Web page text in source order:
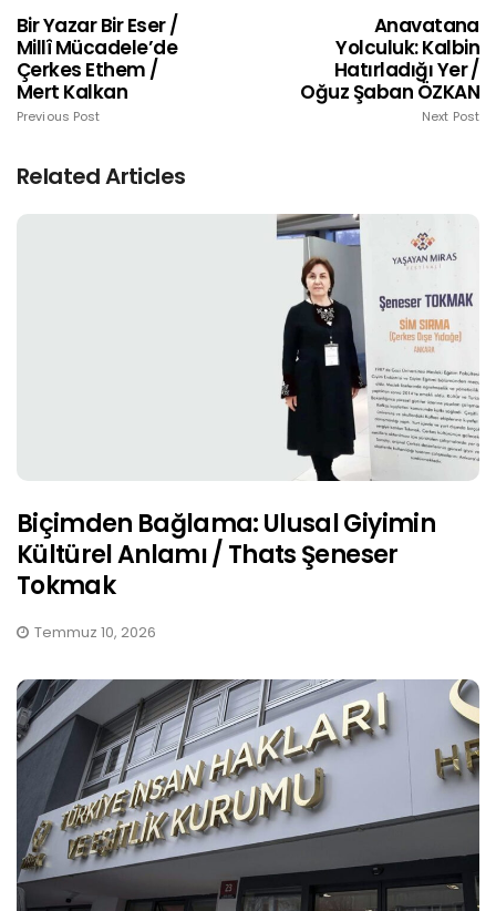
Bir Yazar Bir Eser /
Millî Mücadele’de
Çerkes Ethem /
Mert Kalkan
Previous Post
Anavatana
Yolculuk: Kalbin
Hatırladığı Yer /
Oğuz Şaban ÖZKAN
Next Post
Related Articles
Biçimden Bağlama: Ulusal Giyimin
Kültürel Anlamı / Thats Şeneser
Tokmak
Temmuz 10, 2026